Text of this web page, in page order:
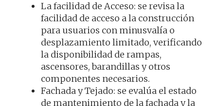
La facilidad de Acceso: se revisa la
facilidad de acceso a la construcción
para usuarios con minusvalía o
desplazamiento limitado, verificando
la disponibilidad de rampas,
ascensores, barandillas y otros
componentes necesarios.
Fachada y Tejado: se evalúa el estado
de mantenimiento de la fachada y la